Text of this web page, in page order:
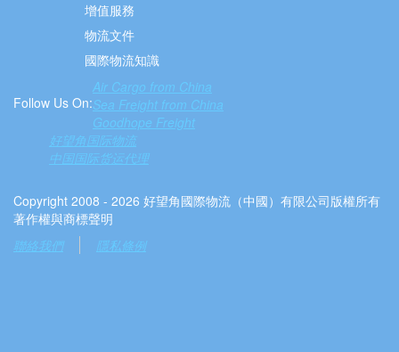
增值服務
物流文件
國際物流知識
Follow Us On:
Air Cargo from China
Sea Freight from China
Goodhope Freight
好望角国际物流
中国国际货运代理
Copyright 2008 - 2026 好望角國際物流（中國）有限公司版權所有
著作權與商標聲明
聯絡我們
隱私條例